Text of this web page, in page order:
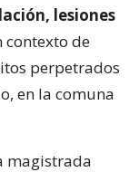
lesiones
contexto de
perpetrados
en la comuna
magistrada